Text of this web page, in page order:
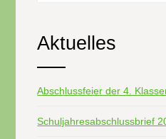
Aktuelles
Abschlussfeier der 4.
Schuljahresabschlussbrief